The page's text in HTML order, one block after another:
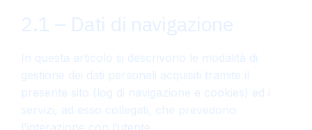
2.1 – Dati di navigazione
In questa articolo si descrivono le modalità di
gestione dei dati personali acquisiti tramite il
presente sito (log di navigazione e cookies) ed i
servizi, ad esso collegati, che prevedono
l’interazione con l’utente.